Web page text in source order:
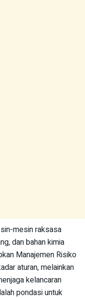
mesin raksasa
dan bahan kimia
Manajemen Risiko
aturan, melainkan
kelancaran
pondasi untuk